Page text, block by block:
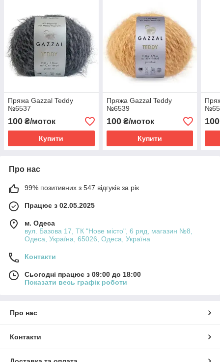
Пряжа Gazzal Teddy
№6537
100 ₴/моток
Купити
Пряжа Gazzal Teddy
№6539
100₴/моток
Купити
100
Про нас
99% позитивних з 547 відгуків за рік
Працює з 02.05.2025
м. Одеса
вул. Базова 17, ТК "Нове місто", 6 ряд, магазин №8,
Одеса, Україна, 65026, Одеса, Україна
Контакти
Сьогодні працює з 09:00 до 18:00
Показати весь графік роботи
Про нас
Контакти